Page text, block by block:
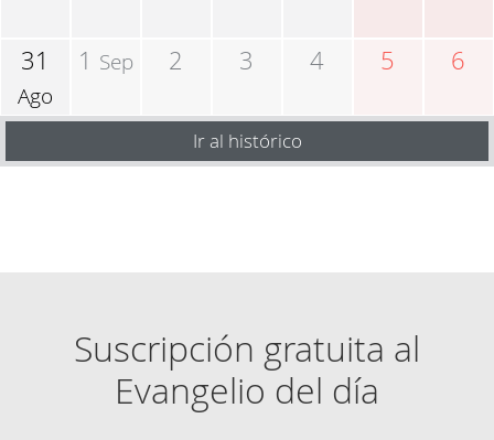
31
Ago
1 Sep 2 3 4 5 6
Ir al histórico
Suscripción gratuita al
Evangelio del día